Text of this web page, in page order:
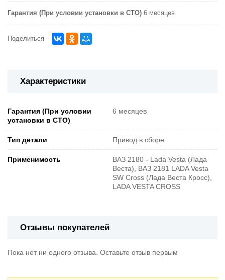
Гарантия (При условии установки в СТО) 6 месяцев
Поделиться
Характеристики
Гарантия (При условии
установки в СТО)
6 месяцев
Тип детали Привод в сборе
Применимость
ВАЗ 2180 - Lada Vesta (Лада
Веста), ВАЗ 2181 LADA Vesta
SW Cross (Лада Веста Кросс),
LADA VESTA CROSS
Отзывы покупателей
Пока нет ни одного отзыва. Оставьте отзыв первым